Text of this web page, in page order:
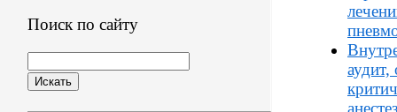
Поиск по сайту
аудит,